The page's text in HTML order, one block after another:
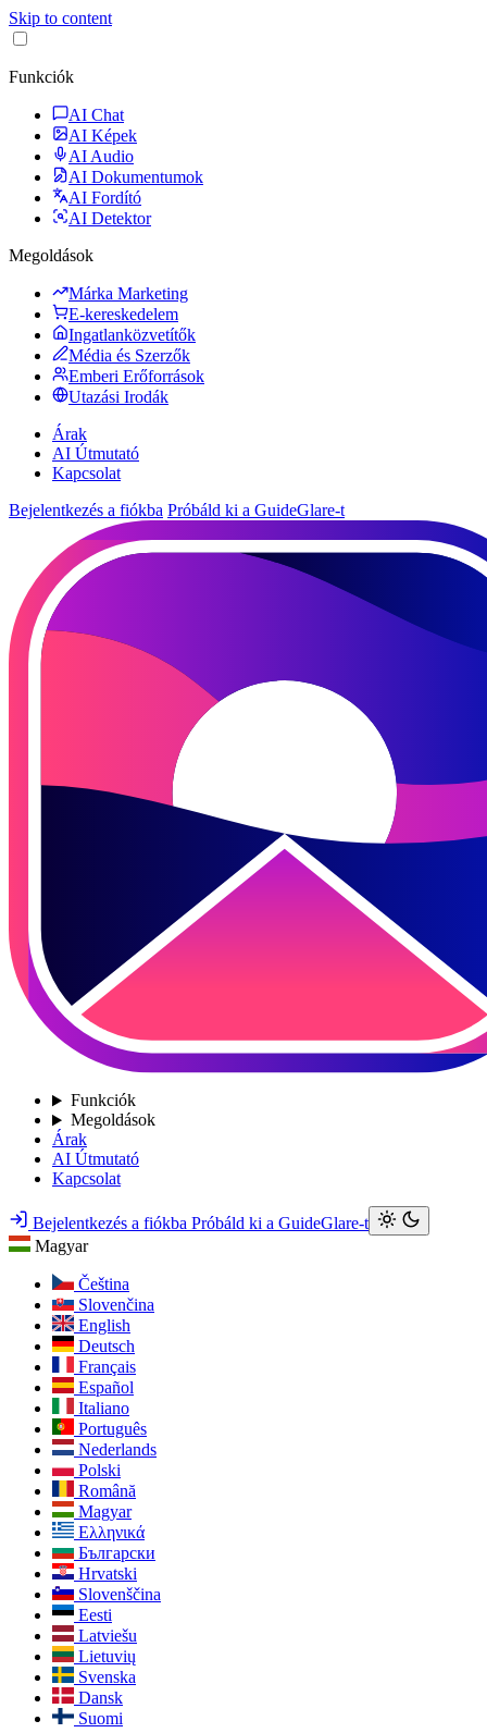
Skip to content
Funkciók
AI Chat
AI Képek
AI Audio
AI Dokumentumok
AI Fordító
AI Detektor
Megoldások
Márka Marketing
E-kereskedelem
Ingatlanközvetítők
Média és Szerzők
Emberi Erőforrások
Utazási Irodák
Árak
AI Útmutató
Kapcsolat
Bejelentkezés a fiókba Próbáld ki a GuideGlare-t
Funkciók
Megoldások
Árak
AI Útmutató
Kapcsolat
Bejelentkezés a fiókba Próbáld ki a GuideGlare-t
Magyar
Čeština
Slovenčina
English
Deutsch
Français
Español
Italiano
Português
Nederlands
Polski
Română
Magyar
Ελληνικά
Български
Hrvatski
Slovenščina
Eesti
Latviešu
Lietuvių
Svenska
Dansk
Suomi